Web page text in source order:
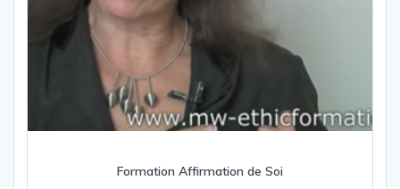
Formation Affirmation de Soi